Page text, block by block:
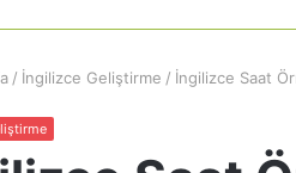
/ İngilizce Geliştirme / İngilizce Saat